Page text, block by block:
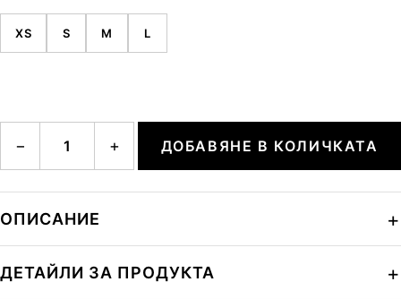
XS S M L
− + ДОБАВЯНЕ В КОЛИЧКАТА
ОПИСАНИЕ
ДЕТАЙЛИ ЗА ПРОДУКТА